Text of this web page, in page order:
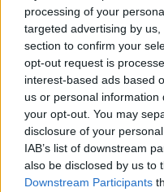
processing of your
targeted advertising by
section to confirm your
opt-out request is
interest-based ads based
us or personal
your opt-out. You may
disclosure of your
IAB’s list of downstream
also be disclosed by us to
Downstream Participants
La risorsa selezionata
Generale/Program
con i partner del
collaborando
meeting.
L’incarico è offerto
di12 mesi ,
Terziario, Distribuzione e
Milano, con la